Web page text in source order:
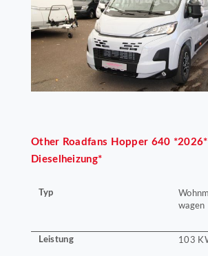
Other Roadfans Hopper 640
Dieselheizung*
Typ
wagen
Leistung 103